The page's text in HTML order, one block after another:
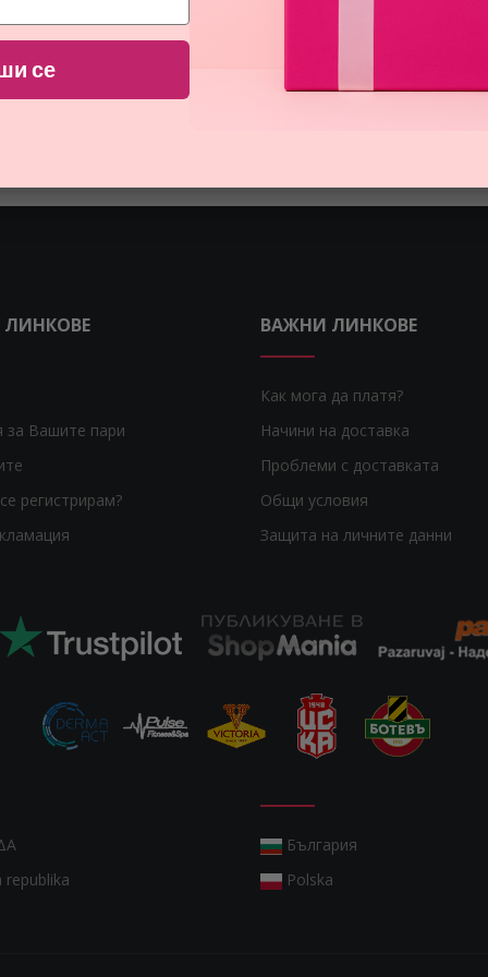
за Вашите пари
регистрирам?
ВАЖНИ ЛИНКОВЕ
Как мога да платя?
Начини на доставка
Проблеми с доставката
Общи условия
Защита на личните данни
republika
България
Polska
се